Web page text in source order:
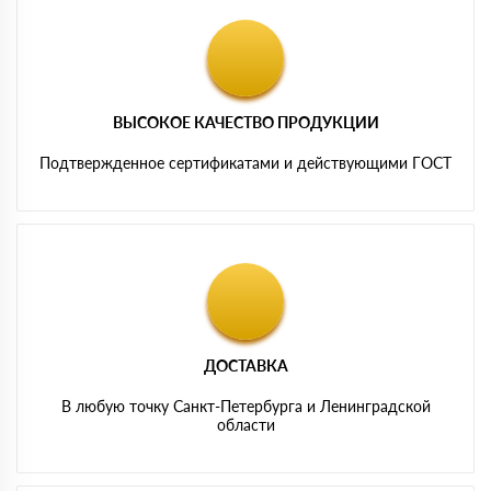
ВЫСОКОЕ КАЧЕСТВО ПРОДУКЦИИ
Подтвержденное сертификатами и действующими ГОСТ
ДОСТАВКА
В любую точку Санкт-Петербурга и Ленинградской
области